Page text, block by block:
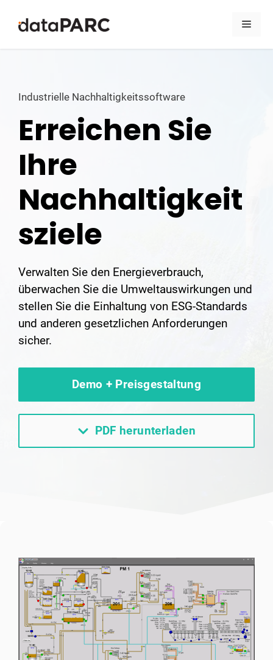
Industrielle Nachhaltigkeitssoftware​
Erreichen Sie
Ihre
Nachhaltigkeit
sziele​
Verwalten Sie den Energieverbrauch,
überwachen Sie die Umweltauswirkungen und
stellen Sie die Einhaltung von ESG-Standards
und anderen gesetzlichen Anforderungen
sicher.
Demo + Preisgestaltung
PDF herunterladen